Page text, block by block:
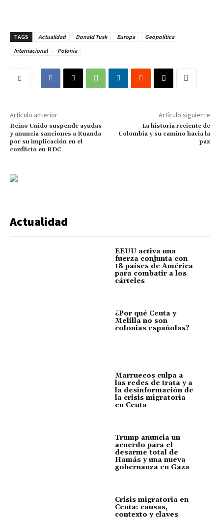
TAGS Actualidad Donald Tusk Europa
Geopolítica
Internacional
Polonia
Artículo anterior
Reino Unido suspende ayudas
y anuncia sanciones a Ruanda
por su implicación en el
conflicto en RDC
Artículo siguiente
La historia reciente de
Colombia y su camino hacia la
paz
Actualidad
EEUU activa una
fuerza conjunta con
18 países de América
para combatir a los
cárteles
¿Por qué Ceuta y
Melilla no son
colonias españolas?
Marruecos culpa a
las redes de trata y a
la desinformación de
la crisis migratoria
en Ceuta
Trump anuncia un
acuerdo para el
desarme total de
Hamás y una nueva
gobernanza en Gaza
Crisis migratoria en
Ceuta: causas,
contexto y claves